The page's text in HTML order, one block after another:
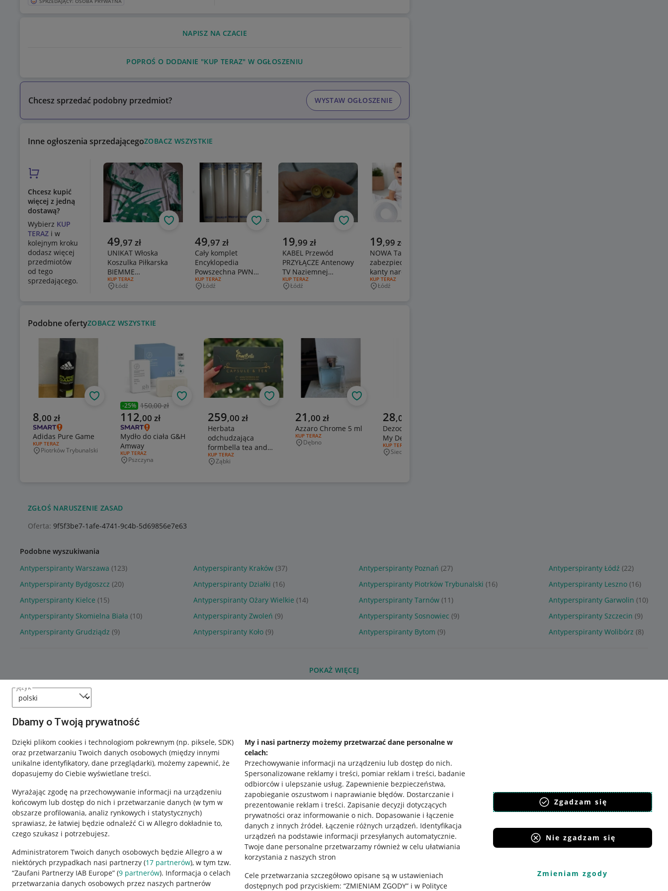
język
Dbamy o Twoją prywatność
Dzięki plikom cookies i technologiom pokrewnym (np. piksele, SDK)
oraz przetwarzaniu Twoich danych osobowych (między innymi
unikalne identyfikatory, dane przeglądarki), możemy zapewnić, że
dopasujemy do Ciebie wyświetlane treści.
Wyrażając zgodę na przechowywanie informacji na urządzeniu
końcowym lub dostęp do nich i przetwarzanie danych (w tym w
obszarze profilowania, analiz rynkowych i statystycznych)
sprawiasz, że łatwiej będzie odnaleźć Ci w Allegro dokładnie to,
czego szukasz i potrzebujesz.
Administratorem Twoich danych osobowych będzie Allegro a w
niektórych przypadkach nasi partnerzy (17 partnerów), w tym tzw.
“Zaufani Partnerzy IAB Europe” (9 partnerów). Informacja o celach
przetwarzania danych osobowych przez naszych partnerów
My i nasi partnerzy możemy przetwarzać dane personalne w
celach:
Przechowywanie informacji na urządzeniu lub dostęp do nich.
Spersonalizowane reklamy i treści, pomiar reklam i treści, badanie
odbiorców i ulepszanie usług. Zapewnienie bezpieczeństwa,
zapobieganie oszustwom i naprawianie błędów. Dostarczanie i
prezentowanie reklam i treści. Zapisanie decyzji dotyczących
prywatności oraz informowanie o nich. Dopasowanie i łączenie
danych z innych źródeł. Łączenie różnych urządzeń. Identyfikacja
urządzeń na podstawie informacji przesyłanych automatycznie.
Twoje dane personalne przetwarzamy również w celu ułatwiania
korzystania z naszych stron
Cele przetwarzania szczegółowo opisane są w ustawieniach
dostępnych pod przyciskiem: “ZMIENIAM ZGODY” i w Polityce
Zgadzam się
Nie zgadzam się
Zmieniam zgody
NAPISZ NA CZACIE
POPROŚ O DODANIE "KUP TERAZ" W OGŁOSZENIU
Inne ogłoszenia sprzedającegoZOBACZ WSZYSTKIE
Chcesz kupić
więcej z jedną
dostawą?
Wybierz KUP
TERAZ i w
kolejnym kroku
dodasz więcej
przedmiotów
od tego
sprzedającego.
Aktualna cena
49,97 zł
UNIKAT Włoska
Koszulka Piłkarska
BIEMME
Kolekcjonerska lata
90 JEDYNA
RODZAJ OFERTY:
KUP TERAZ
Miejscowość
Łódź
Obserwuj
Aktualna cena
49,97 zł
Cały komplet
Encyklopedia
Powszechna PWN
PRL
RODZAJ OFERTY:
KUP TERAZ
Miejscowość
Łódź
Obserwuj
Aktualna cena
19,99 zł
KABEL Przewód
PRZYŁĄCZE Antenowy
TV Naziemnej
Kablowej MIEDŹ 1,8m
RODZAJ OFERTY:
KUP TERAZ
Miejscowość
Łódź
Obserwuj
Aktualna cena
19,99 zł
NOWA Taśma
zabezpieczająca
kanty narożniki ostre
krawędzie mebli
SIPO
RODZAJ OFERTY:
KUP TERAZ
Miejscowość
Łódź
Podobne ofertyZOBACZ WSZYSTKIE
Aktualna cena
8,00 zł
Adidas Pure Game
RODZAJ OFERTY:
KUP TERAZ
Miejscowość
Piotrków Trybunalski
Obserwuj
Poprzednia cena
-25% 150,00 zł
Aktualna cena
112,00 zł
Mydło do ciała G&H
Amway
RODZAJ OFERTY:
KUP TERAZ
Miejscowość
Pszczyna
Obserwuj
Aktualna cena
259,00 zł
Herbata
odchudzająca
formbella tea and
capsule
RODZAJ OFERTY:
KUP TERAZ
Miejscowość
Ząbki
Obserwuj
Aktualna cena
21 ,00 zł
Azzaro Chrome 5 ml
RODZAJ OFERTY:
KUP TERAZ
Miejscowość
Dębno
Obserwuj
Aktualna cena
28,00
Dezodorant w sprayu
My Destiny oriflame
RODZAJ OFERTY:
KUP TERAZ
Miejscowość
Siedlce
Chcesz sprzedać podobny przedmiot? WYSTAW OGŁOSZENIE
ZGŁOŚ NARUSZENIE ZASAD
Oferta: 9f5f3be7-1afe-4741-9c4b-5d69856e7e63
Podobne wyszukiwania
Antyperspiranty Warszawa (123) Antyperspiranty Kraków (37) Antyperspiranty Poznań (27) Antyperspiranty Łódź (22)
Antyperspiranty Bydgoszcz (20) Antyperspiranty Działki (16) Antyperspiranty Piotrków Trybunalski (16) Antyperspiranty Leszno (16)
Antyperspiranty Kielce (15) Antyperspiranty Ożary Wielkie (14) Antyperspiranty Tarnów (11) Antyperspiranty Garwolin (10)
Antyperspiranty Skomielna Biała (10) Antyperspiranty Zwoleń (9) Antyperspiranty Sosnowiec (9) Antyperspiranty Szczecin (9)
Antyperspiranty Grudziądz (9) Antyperspiranty Koło (9) Antyperspiranty Bytom (9) Antyperspiranty Wolibórz (8)
POKAŻ WIĘCEJ
Nawigacja
Przydatne informacje Informacje prawne